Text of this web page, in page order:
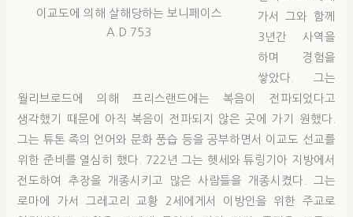
이교도에 의해 살해당하는 보니페이스
A.D.753
가서 그와 함께
3년간 사역을
하며 경험을
쌓았다. 그는
월리브로드에 의해 프리스랜드에는 복음이 전파되었다고
생각했기 때문에 아직 복음이 전파되지 않은 곳에 가기 원했다.
그는 튜톤 족의 언어와 문화 풍습 등을 공부하면서 이교도 선교를
위한 준비를 열심히 했다. 722년 그는 헷세와 튜링기아 지방에서
전도하여 추장을 개종시키고 많은 사람들을 개종시켰다. 그는
로마에 가서 그레고리 교황 2세에게서 이방인을 위한 주교로